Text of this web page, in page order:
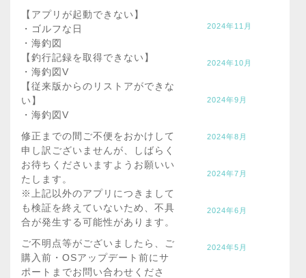
【アプリが起動できない】
・ゴルフな日
・海釣図
【釣行記録を取得できない】
・海釣図V
【従来版からのリストアができな
い】
・海釣図V
修正までの間ご不便をおかけして
申し訳ございませんが、しばらく
お待ちくださいますようお願いい
たします。
※上記以外のアプリにつきまして
も検証を終えていないため、不具
合が発生する可能性があります。
ご不明点等がございましたら、ご
購入前・OSアップデート前にサ
ポートまでお問い合わせくださ
2024年11月
2024年10月
2024年9月
2024年8月
2024年7月
2024年6月
2024年5月